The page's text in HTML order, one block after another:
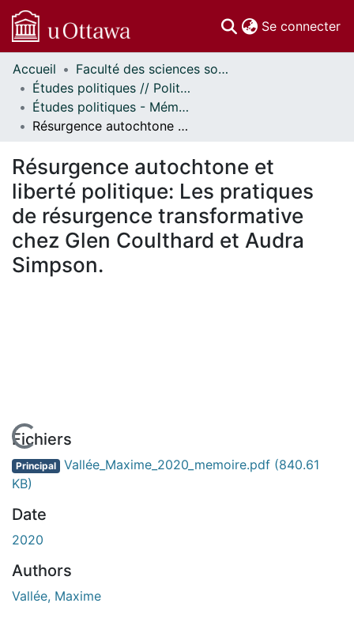
Se connecter
Communautés
et collections
Parcourir
Statistiques
À propos
Accueil
Faculté des sciences sociales // Faculty of Social Sciences
Études politiques // Political Studies
Études politiques - Mémoires // Political Studies - Research Papers
Résurgence autochtone et liberté politique: Les pratiques de résurgence transformative chez Glen Coulthard et Audra Simpson.
Résurgence autochtone et
liberté politique: Les pratiques
de résurgence transformative
chez Glen Coulthard et Audra
Simpson.
En cours de chargement...
Fichiers
Principal Vallée_Maxime_2020_memoire.pdf (840.61
KB)
Date
2020
Authors
Vallée, Maxime